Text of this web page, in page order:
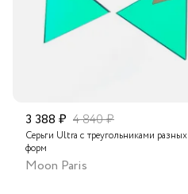
3 388 ₽ 4 840 ₽
Серьги Ultra с треугольниками разных
форм
Moon Paris